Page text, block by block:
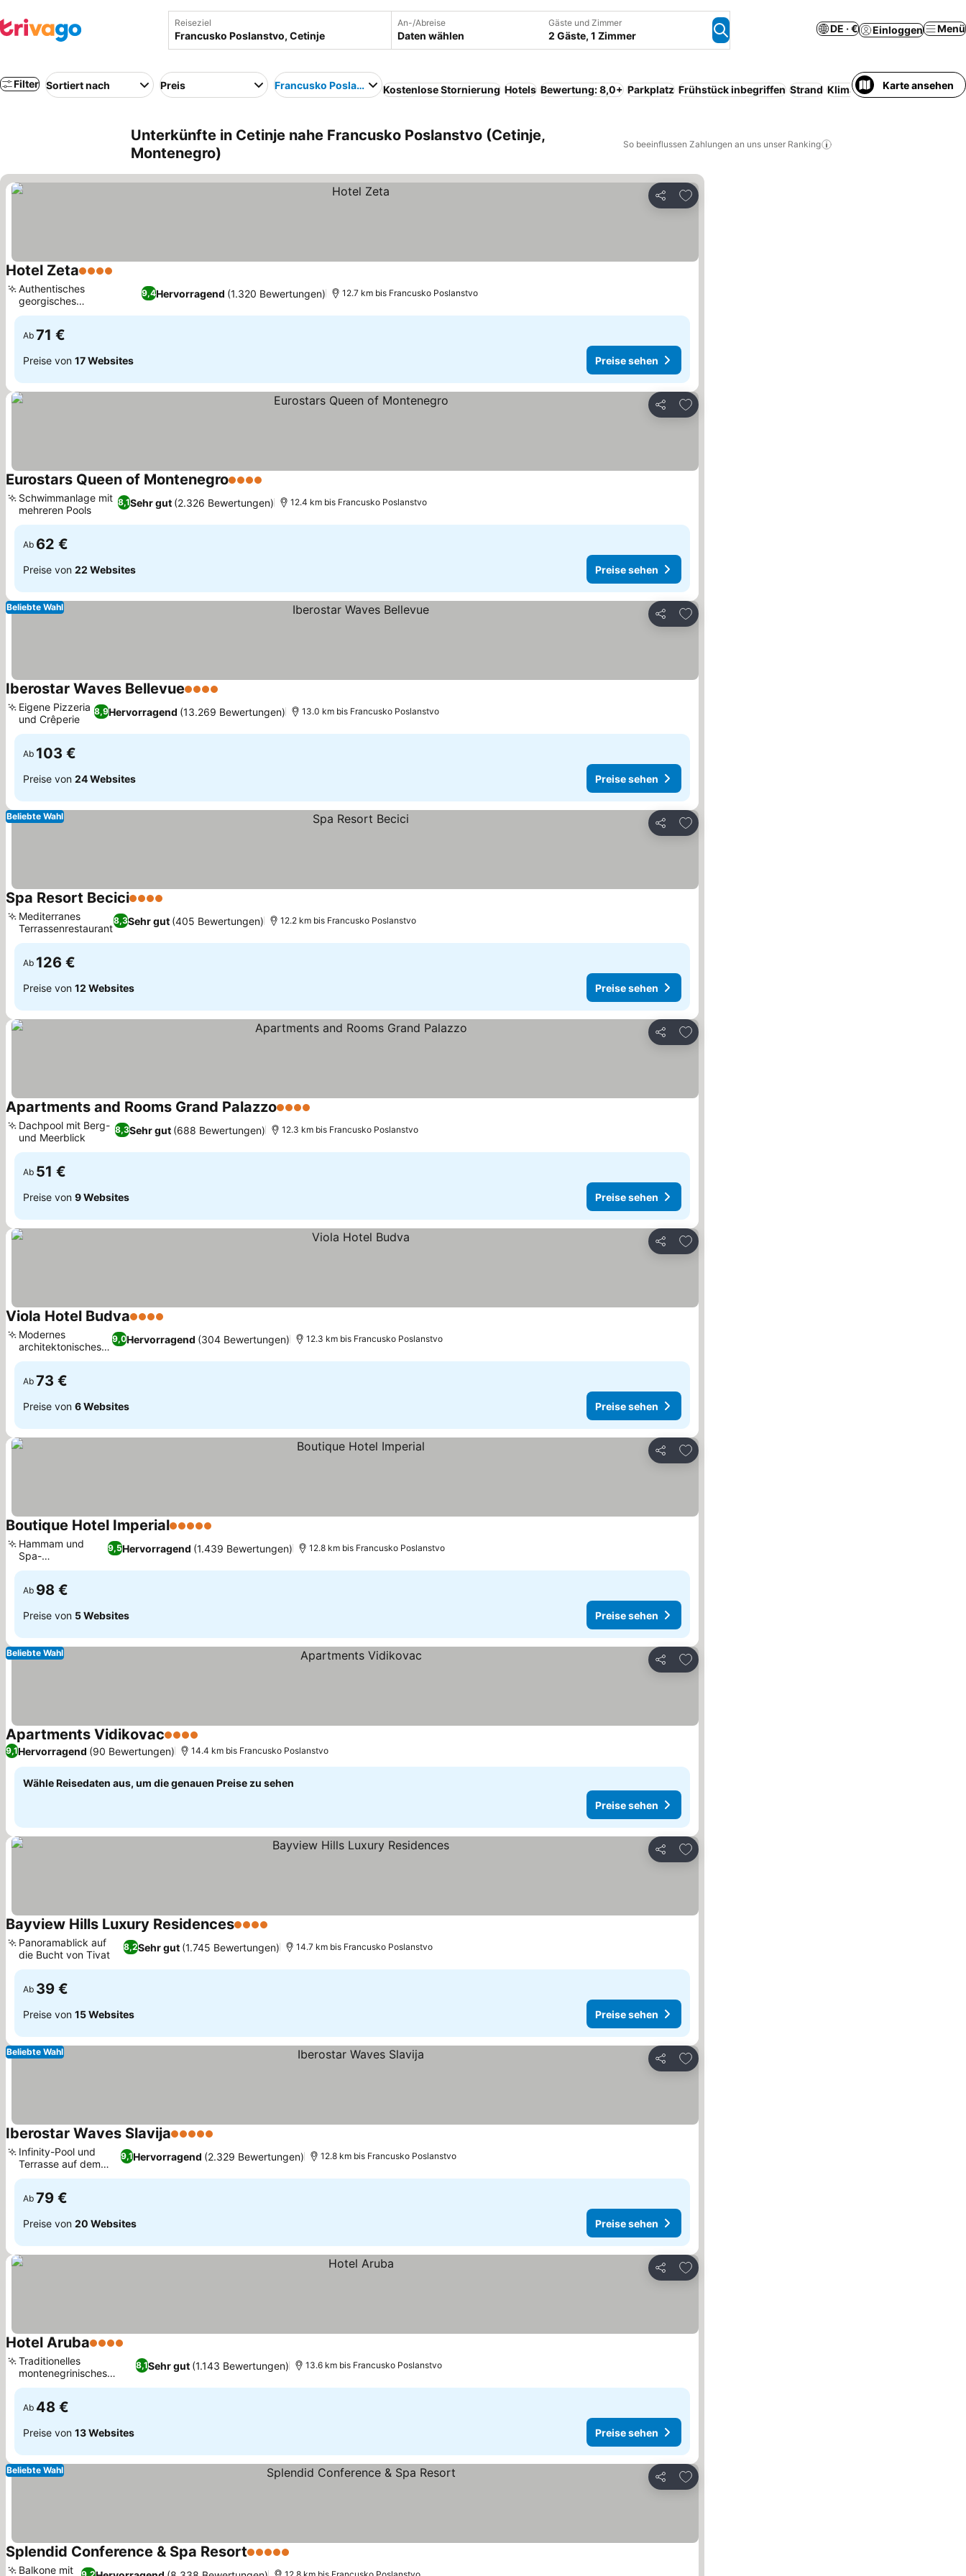
Reiseziel An-/Abreise
Daten wählen
Gäste und Zimmer
2 Gäste, 1 Zimmer
DE · € Einloggen Menü
Filter Sortiert nach Preis Francusko PoslanstvoKostenlose Stornierung Hotels Bewertung: 8,0+ Parkplatz Frühstück inbegriffen Strand Klimaanlage Barrierearmes
Karte ansehen
Unterkünfte in Cetinje nahe Francusko Poslanstvo (Cetinje,
Montenegro)
So beeinflussen Zahlungen an uns unser Ranking
Teilen
Zu Favoriten hinzufügen
Hotel Zeta4 Sterne
9,4Hervorragend (1.320 Bewertungen)
Authentisches
georgisches
Spezialitätenrestaurant
12.7 km bis Francusko Poslanstvo
Ab 71 €
Preise von 17 Websites Preise sehen
Teilen
Zu Favoriten hinzufügen
Eurostars Queen of Montenegro4 Sterne
8,1Sehr gut (2.326 Bewertungen)
Schwimmanlage mit
mehreren Pools
12.4 km bis Francusko Poslanstvo
Ab 62 €
Preise von 22 Websites Preise sehen
Teilen
Zu Favoriten hinzufügen
Beliebte Wahl
Iberostar Waves Bellevue4 Sterne
8,9Hervorragend (13.269 Bewertungen)
Eigene Pizzeria
und Crêperie
13.0 km bis Francusko Poslanstvo
Ab 103 €
Preise von 24 Websites Preise sehen
Teilen
Zu Favoriten hinzufügen
Beliebte Wahl
Spa Resort Becici4 Sterne
8,3Sehr gut (405 Bewertungen)
Mediterranes
Terrassenrestaurant
12.2 km bis Francusko Poslanstvo
Ab 126 €
Preise von 12 Websites Preise sehen
Teilen
Zu Favoriten hinzufügen
Apartments and Rooms Grand Palazzo4 Sterne
8,3Sehr gut (688 Bewertungen)
Dachpool mit Berg-
und Meerblick
12.3 km bis Francusko Poslanstvo
Ab 51 €
Preise von 9 Websites Preise sehen
Teilen
Zu Favoriten hinzufügen
Viola Hotel Budva4 Sterne
9,0Hervorragend (304 Bewertungen)
Modernes
architektonisches
Design
12.3 km bis Francusko Poslanstvo
Ab 73 €
Preise von 6 Websites Preise sehen
Teilen
Zu Favoriten hinzufügen
Boutique Hotel Imperial5 Sterne
9,5Hervorragend (1.439 Bewertungen)
Hammam und
Spa-
Wellnesscenter
12.8 km bis Francusko Poslanstvo
Ab 98 €
Preise von 5 Websites Preise sehen
Teilen
Zu Favoriten hinzufügen
Beliebte Wahl
Apartments Vidikovac4 Sterne
9,1Hervorragend (90 Bewertungen) 14.4 km bis Francusko Poslanstvo
Wähle Reisedaten aus, um die genauen Preise zu sehen
Preise sehen
Teilen
Zu Favoriten hinzufügen
Bayview Hills Luxury Residences4 Sterne
8,2Sehr gut (1.745 Bewertungen)
Panoramablick auf
die Bucht von Tivat
14.7 km bis Francusko Poslanstvo
Ab 39 €
Preise von 15 Websites Preise sehen
Teilen
Zu Favoriten hinzufügen
Beliebte Wahl
Iberostar Waves Slavija5 Sterne
9,1Hervorragend (2.329 Bewertungen)
Infinity-Pool und
Terrasse auf dem
Dach
12.8 km bis Francusko Poslanstvo
Ab 79 €
Preise von 20 Websites Preise sehen
Teilen
Zu Favoriten hinzufügen
Hotel Aruba4 Sterne
8,1Sehr gut (1.143 Bewertungen)
Traditionelles
montenegrinisches
Restaurant
13.6 km bis Francusko Poslanstvo
Ab 48 €
Preise von 13 Websites Preise sehen
Teilen
Zu Favoriten hinzufügen
Beliebte Wahl
Splendid Conference & Spa Resort5 Sterne
Balkone mit